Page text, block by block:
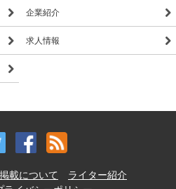
企業紹介
求人情報
載について
ライター紹介